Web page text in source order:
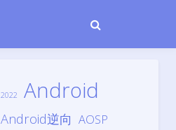
2022 Android
Android逆向 AOSP